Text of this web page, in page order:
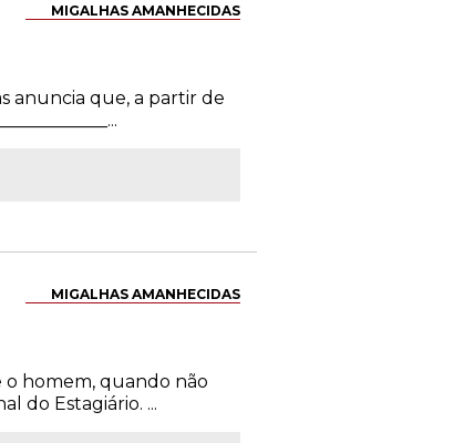
MIGALHAS AMANHECIDAS
anuncia que, a partir de
MIGALHAS AMANHECIDAS
o homem, quando não
do Estagiário. ...